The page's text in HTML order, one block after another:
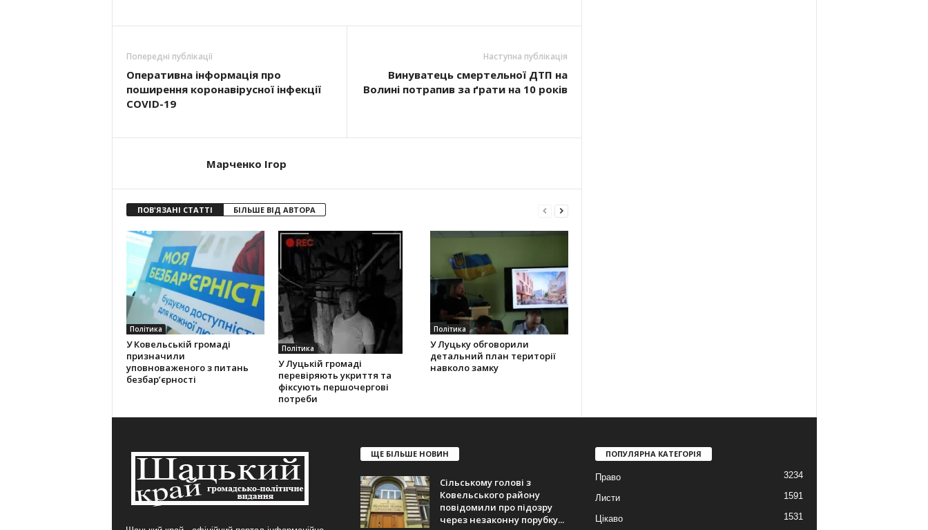
Попередні публікації
Оперативна інформація про
поширення коронавірусної інфекції
COVID-19
Наступна публікація
Винуватець смертельної ДТП на
Волині потрапив за ґрати на 10 років
Марченко Ігор
ПОВ'ЯЗАНІ СТАТТІ БІЛЬШЕ ВІД АВТОРА
Політика
У Ковельській громаді
призначили
уповноваженого з питань
безбар’єрності
Політика
У Луцькій громаді
перевіряють укриття та
фіксують першочергові
потреби
Політика
У Луцьку обговорили
детальний план території
навколо замку
ЩЕ БІЛЬШЕ НОВИН
Сільському голові з
Ковельського району
повідомили про підозру
через незаконну порубку...
ПОПУЛЯРНА КАТЕГОРІЯ
Право 3234
Листи 1591
Цікаво 1531